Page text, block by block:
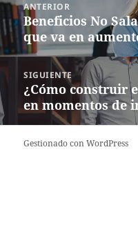
de
entradas
ANTERIOR
Entrada
anterior:
Beneficios No
que va en
SIGUIENTE
Entrada
siguiente:
¿Cómo construir
en momentos de
Gestionado con WordPress